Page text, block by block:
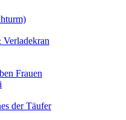
Verladekran
Frauen
der Täufer